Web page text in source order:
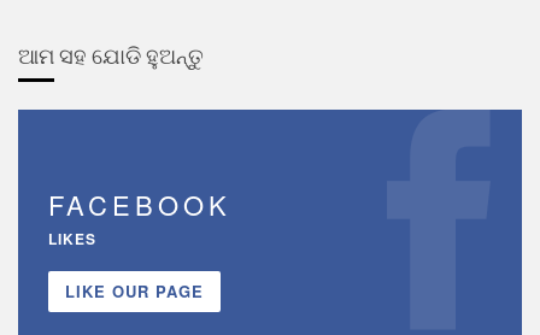
ଆମ ସହ ଯୋଡି ହୁଅନ୍ତୁ
FACEBOOK
LIKES
LIKE OUR PAGE